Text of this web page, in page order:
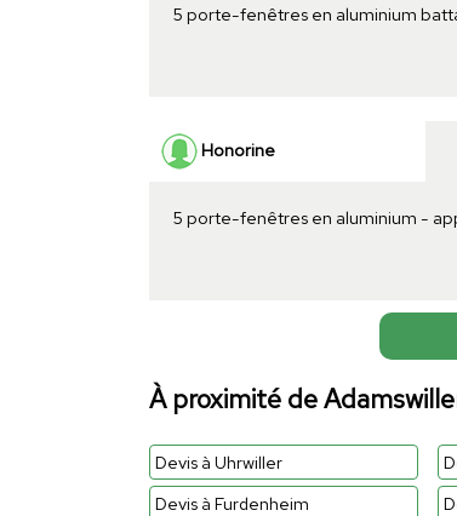
5 porte-fenêtres en aluminium
Honorine
5 porte-fenêtres en aluminium -
À proximité de
Devis à Uhrwiller
Devis à Furdenheim